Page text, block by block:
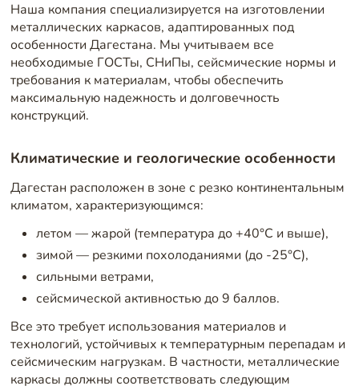
Наша компания специализируется на изготовлении
металлических каркасов, адаптированных под
особенности Дагестана. Мы учитываем все
необходимые ГОСТы, СНиПы, сейсмические нормы и
требования к материалам, чтобы обеспечить
максимальную надежность и долговечность
конструкций.
Климатические и геологические особенности
Дагестан расположен в зоне с резко континентальным
климатом, характеризующимся:
летом — жарой (температура до +40°C и выше),
зимой — резкими похолоданиями (до -25°C),
сильными ветрами,
сейсмической активностью до 9 баллов.
Все это требует использования материалов и
технологий, устойчивых к температурным перепадам и
сейсмическим нагрузкам. В частности, металлические
каркасы должны соответствовать следующим